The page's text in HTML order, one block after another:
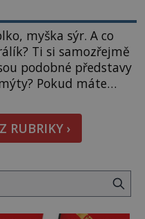
myška sýr. A co
Ti si samozřejmě
podobné představy
Pokud máte
ji mít jen jako
RUBRIKY ›